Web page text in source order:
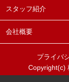
スタッフ紹介
会社概要
プライバ
Copyright(c)